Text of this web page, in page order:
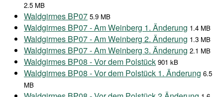
2.5 MB
Waldgirmes BP07 5.9 MB
Waldgirmes BP07 - Am Weinberg 1. Änderung 1.4 MB
Waldgirmes BP07 - Am Weinberg 2. Änderung 1.3 MB
Waldgirmes BP07 - Am Weinberg 3. Änderung 2.1 MB
Waldgirmes BP08 - Vor dem Polstück 901 kB
Waldgirmes BP08 - Vor dem Polstück 1. Änderung 6.5
MB